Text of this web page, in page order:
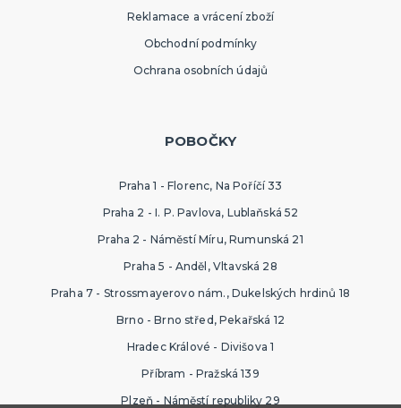
Reklamace a vrácení zboží
Obchodní podmínky
Ochrana osobních údajů
POBOČKY
Praha 1 - Florenc, Na Poříčí 33
Praha 2 - I. P. Pavlova, Lublaňská 52
Praha 2 - Náměstí Míru, Rumunská 21
Praha 5 - Anděl, Vltavská 28
Praha 7 - Strossmayerovo nám., Dukelských hrdinů 18
Brno - Brno střed, Pekařská 12
Hradec Králové - Divišova 1
Příbram - Pražská 139
Plzeň - Náměstí republiky 29